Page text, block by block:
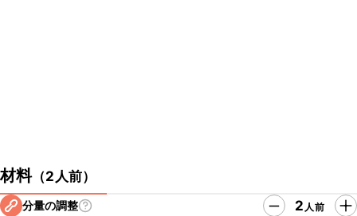
材料（2人前）
分量の調整 2 人前